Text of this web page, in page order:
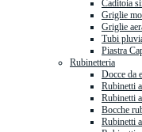
Caditoia
Griglie
Griglie
Tubi
Piastra
Rubinetteria
Docce da
Rubinetti
Rubinetti
Bocche
Rubinetti